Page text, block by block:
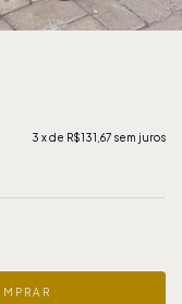
3 x de R$131,67 sem juros